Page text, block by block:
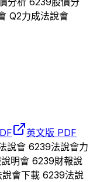
Q2力成法說會
英文版 PDF
說會 6239法說會力
明會 6239財報說
說會下載 6239法說